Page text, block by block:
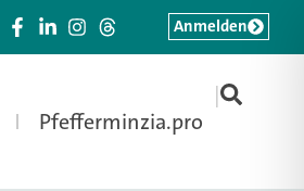
Pfefferminzia.pro
|
Anmelden